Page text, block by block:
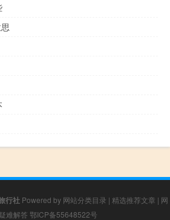
行社 Powered by 网站分类目录 | 精选推荐文章 | 网
疑难解答 鄂ICP备55648522号